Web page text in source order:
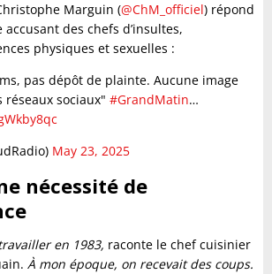
Marguin (@ChM_officiel) répond
des chefs d’insultes,
physiques et sexuelles :
pas dépôt de plainte. Aucune image
sociaux" #GrandMatin…
May 23, 2025
nécessité de
en 1983, raconte le chef cuisinier
À mon époque, on recevait des coups.